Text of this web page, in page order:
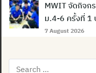
MWIT จัดกิจก
ม.4-6 ครั้งที่ 1
7 August 2026
Search